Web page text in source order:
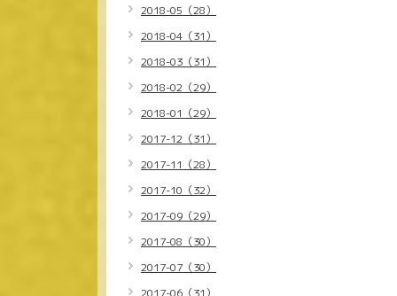
2018-05（28）
2018-04（31）
2018-03（31）
2018-02（29）
2018-01（29）
2017-12（31）
2017-11（28）
2017-10（32）
2017-09（29）
2017-08（30）
2017-07（30）
2017-06（31）